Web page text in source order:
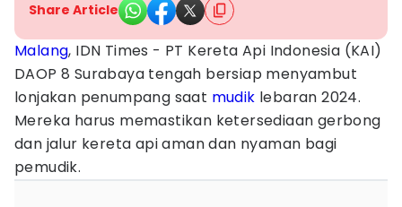
Share Article
Malang, IDN Times - PT Kereta Api Indonesia (KAI)
DAOP 8 Surabaya tengah bersiap menyambut
lonjakan penumpang saat mudik lebaran 2024.
Mereka harus memastikan ketersediaan gerbong
dan jalur kereta api aman dan nyaman bagi
pemudik.